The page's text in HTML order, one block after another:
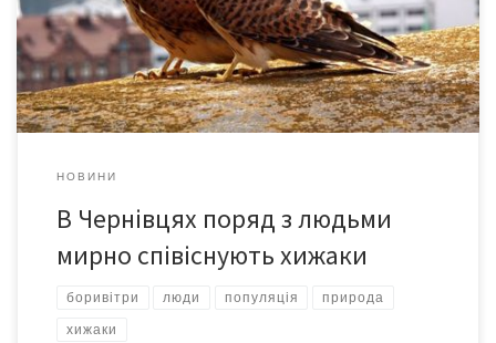
навпаки. Це надзвичайно корисний сокіл – він полює
переважно на мишоподібних гризунів, харчується і своїх
пташенят вигодовує мишами, полівками, […]
НОВИНИ
В Чернівцях поряд з людьми
мирно співіснують хижаки
боривітри люди популяція природа
хижаки